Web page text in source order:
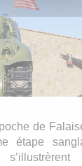
de
étape